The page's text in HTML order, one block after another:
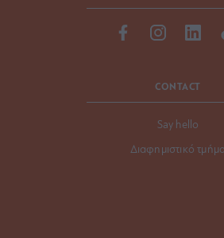
CONTACT
Say hello
Διαφημιστικό τμήμα